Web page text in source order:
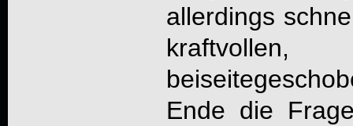
allerdings
kraftvollen,
Ende die